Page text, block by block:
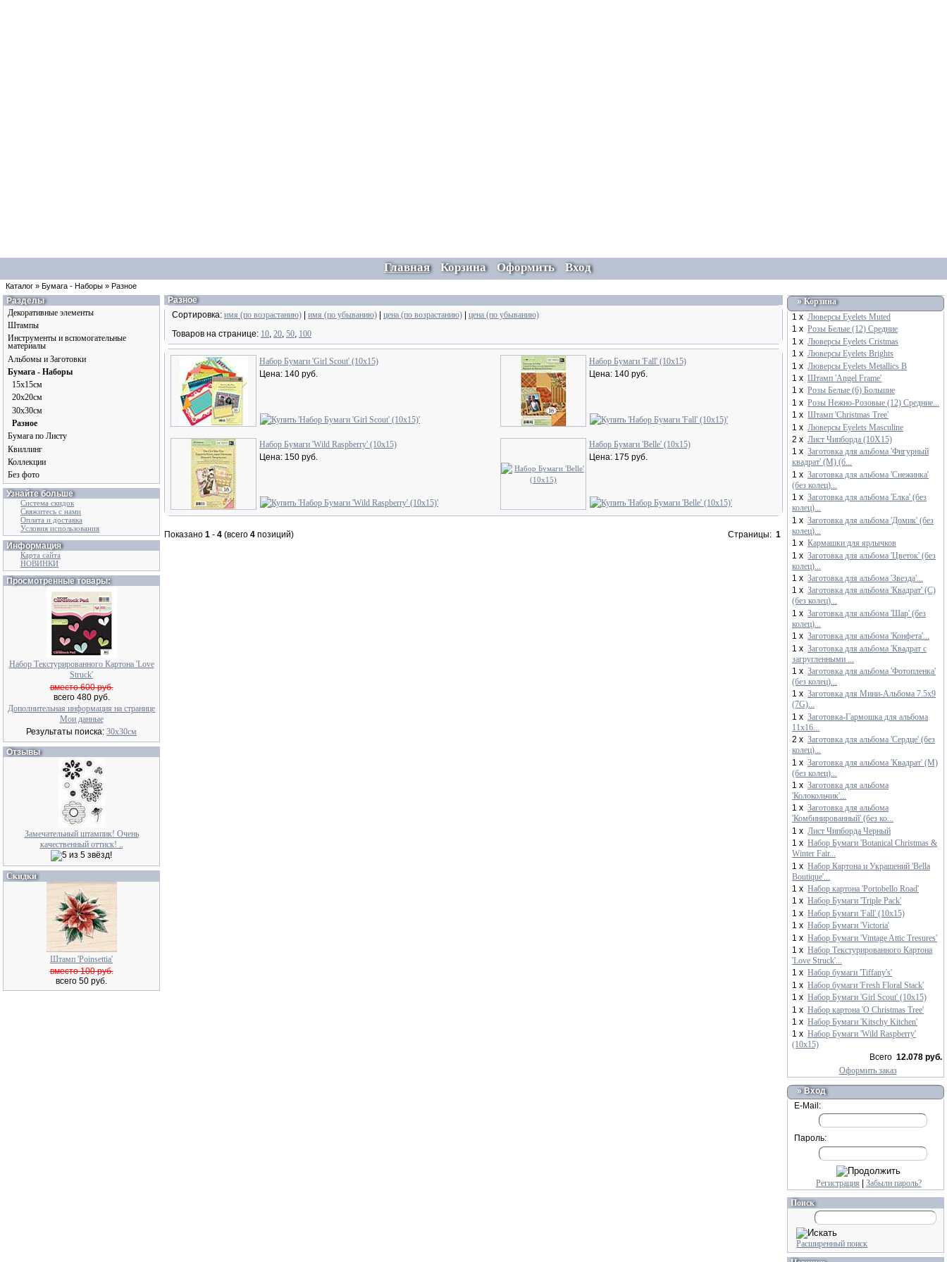
Главная Корзина Оформить Вход
Каталог » Бумага - Наборы » Разное
Разделы
Декоративные элементы
Штампы
Инструменты и вспомогательные
материалы
Альбомы и Заготовки
Бумага - Наборы
15x15см
20x20см
30x30см
Разное
Бумага по Листу
Квиллинг
Коллекции
Без фото
Узнайте больше
Система скидок
Свяжитесь с нами
Оплата и доставка
Условия использования
Информация
Карта сайта
НОВИНКИ
Просмотренные товары:
Набор Текстурированного Картона 'Love
Struck'
вместо 600 руб.
всего 480 руб.
Дополнительная информация на странице
Мои данные
Результаты поиска: 30x30см
Отзывы
Замечательный штампик! Очень
качественный оттиск! ..
Скидки
Штамп 'Poinsettia'
вместо 100 руб.
всего 50 руб.
Разное
Сортировка: имя (по возрастанию) имя (по убыванию) цена (по возрастанию)
цена (по убыванию)
Товаров на странице: 10, 20, 50, 100
Набор Бумаги 'Girl Scout' (10х15)
Цена: 140 руб.
Набор Бумаги 'Fall' (10х15)
Цена: 140 руб.
Набор Бумаги 'Wild Raspberry' (10х15)
Цена: 150 руб.
Набор Бумаги 'Belle' (10х15)
Цена: 175 руб.
Страницы: 1
Показано 1 - 4 (всего 4 позиций)
»Корзина
1 xЛюверсы Eyelets Muted
1 xРозы Белые (12) Средние
1 xЛюверсы Eyelets Cristmas
1 xЛюверсы Eyelets Brights
1 xЛюверсы Eyelets Metallics B
1 xШтамп 'Angel Frame'
1 xРозы Белые (6) Большие
1 xРозы Нежно-Розовые (12) Средние...
1 xШтамп 'Christmas Tree'
1 xЛюверсы Eyelets Masculine
2 xЛист Чипборда (10X15)
1 xЗаготовка для альбома 'Фигурный
квадрат' (М) (б...
1 xЗаготовка для альбома 'Снежинка'
(без колец)...
1 xЗаготовка для альбома 'Елка' (без
колец)...
1 xЗаготовка для альбома 'Домик' (без
колец)...
1 xКармашки для ярлычков
1 xЗаготовка для альбома 'Цветок' (без
колец)...
1 xЗаготовка для альбома 'Звезда'...
1 xЗаготовка для альбома 'Квадрат' (C)
(без колец)...
1 xЗаготовка для альбома 'Шар' (без
колец)...
1 xЗаготовка для альбома 'Конфета'...
1 xЗаготовка для альбома 'Квадрат с
загругленными ...
1 xЗаготовка для альбома 'Фотопленка'
(без колец)...
1 xЗаготовка для Мини-Альбома 7.5x9
(7G)...
1 xЗаготовка-Гармошка для альбома
11х16...
2 xЗаготовка для альбома 'Сердце' (без
колец)...
1 xЗаготовка для альбома 'Квадрат' (М)
(без колец)...
1 xЗаготовка для альбома
'Колокольчик'...
1 xЗаготовка для альбома
'Комбинированный' (без ко...
1 xЛист Чипборда Черный
1 xНабор Бумаги 'Botanical Christmas &
Winter Fair...
1 xНабор Картона и Украшений 'Bella
Boutique'...
1 xНабор картона 'Portobello Road'
1 xНабор Бумаги 'Triple Pack'
1 xНабор Бумаги 'Fall' (10х15)
1 xНабор Бумаги 'Victoria'
1 xНабор Бумаги 'Vintage Attic Tresures'
1 xНабор Текстурированного Картона
'Love Struck'...
1 xНабор бумаги 'Tiffany's'
1 xНабор бумаги 'Fresh Floral Stack'
1 xНабор Бумаги 'Girl Scout' (10х15)
1 xНабор картона 'O Christmas Tree'
1 xНабор Бумаги 'Kitschy Kitchen'
1 xНабор Бумаги 'Wild Raspberry'
(10х15)
Всего 12.078 руб.
Оформить заказ
» Вход
E-Mail:
Пароль:
Регистрация
Забыли пароль?
Поиск
Расширенный поиск